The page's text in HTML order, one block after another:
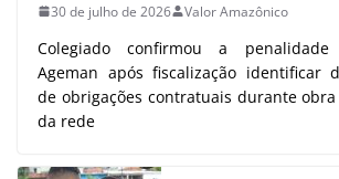
30 de julho de 2026 Valor Amazônico
Colegiado confirmou a
Ageman após fiscalização identificar
de obrigações contratuais durante
da rede